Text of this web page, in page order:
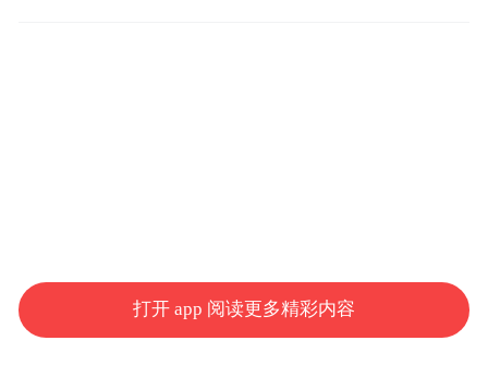
此次宣传活动累计覆盖客户60人次，发放宣
传资料100余份，有效提升了群众对我行信贷
打开 app 阅读更多精彩内容